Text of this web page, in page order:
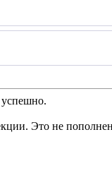
успешно.
Это не